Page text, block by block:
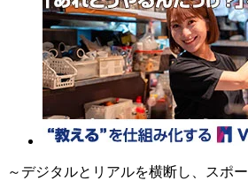
～デジタルとリアルを横断し、スポ